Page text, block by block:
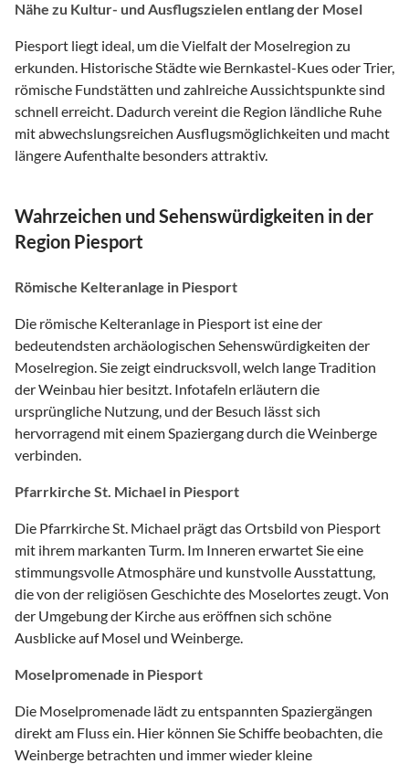
Nähe zu Kultur- und Ausflugszielen entlang der Mosel
Piesport liegt ideal, um die Vielfalt der Moselregion zu
erkunden. Historische Städte wie Bernkastel-Kues oder Trier,
römische Fundstätten und zahlreiche Aussichtspunkte sind
schnell erreicht. Dadurch vereint die Region ländliche Ruhe
mit abwechslungsreichen Ausflugsmöglichkeiten und macht
längere Aufenthalte besonders attraktiv.
Wahrzeichen und Sehenswürdigkeiten in der
Region Piesport
Römische Kelteranlage in Piesport
Die römische Kelteranlage in Piesport ist eine der
bedeutendsten archäologischen Sehenswürdigkeiten der
Moselregion. Sie zeigt eindrucksvoll, welch lange Tradition
der Weinbau hier besitzt. Infotafeln erläutern die
ursprüngliche Nutzung, und der Besuch lässt sich
hervorragend mit einem Spaziergang durch die Weinberge
verbinden.
Pfarrkirche St. Michael in Piesport
Die Pfarrkirche St. Michael prägt das Ortsbild von Piesport
mit ihrem markanten Turm. Im Inneren erwartet Sie eine
stimmungsvolle Atmosphäre und kunstvolle Ausstattung,
die von der religiösen Geschichte des Moselortes zeugt. Von
der Umgebung der Kirche aus eröffnen sich schöne
Ausblicke auf Mosel und Weinberge.
Moselpromenade in Piesport
Die Moselpromenade lädt zu entspannten Spaziergängen
direkt am Fluss ein. Hier können Sie Schiffe beobachten, die
Weinberge betrachten und immer wieder kleine